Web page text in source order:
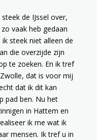
de IJssel over,
vaak heb gedaan
steek niet alleen de
die overzijde zijn
te zoeken. En ik tref
dat is voor mij
dat ik dit kan
pad ben. Nu het
in Hattem en
ik me wat ik
mensen. Ik tref u in